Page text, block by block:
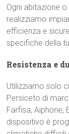
Ogni abitazione
realizziamo
efficienza e
specifiche della
Resistenza e
Utilizziamo solo
Persiceto di
Farfisa, Aiphone,
dispositivo è